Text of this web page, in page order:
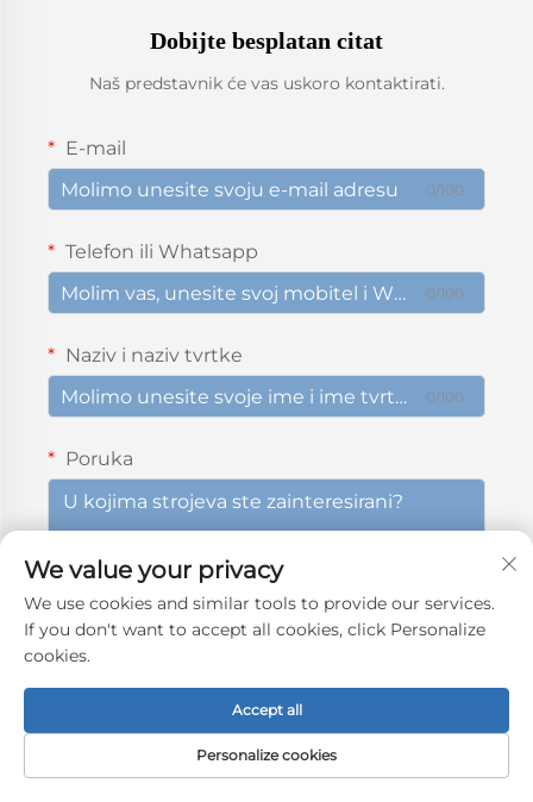
Dobijte besplatan citat
Naš predstavnik će vas uskoro kontaktirati.
E-mail
0/100
Telefon ili Whatsapp
0/100
Naziv i naziv tvrtke
0/100
Poruka
We value your privacy
We use cookies and similar tools to provide our services.
If you don't want to accept all cookies, click Personalize
cookies.
Personalize cookies
Accept all